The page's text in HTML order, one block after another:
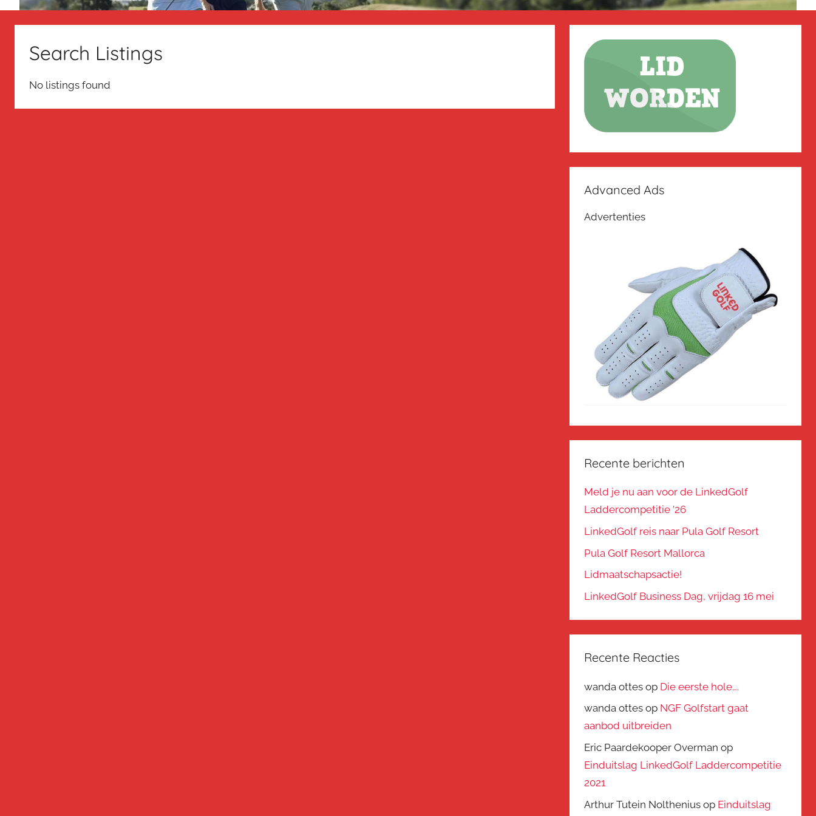
Search Listings
No listings found
Advanced Ads
Advertenties
Recente berichten
Meld je nu aan voor de LinkedGolf
Laddercompetitie ’26
LinkedGolf reis naar Pula Golf Resort
Pula Golf Resort Mallorca
Lidmaatschapsactie!
LinkedGolf Business Dag, vrijdag 16 mei
Recente Reacties
wanda ottes op Die eerste hole….
wanda ottes op NGF Golfstart gaat
aanbod uitbreiden
Eric Paardekooper Overman op
Einduitslag LinkedGolf Laddercompetitie
2021
Arthur Tutein Nolthenius op Einduitslag